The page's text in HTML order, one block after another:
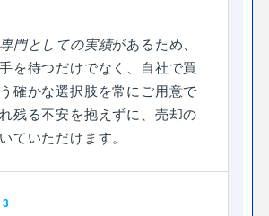
門としての実績があるため、
を待つだけでなく、自社で買
確かな選択肢を常にご用意で
残る不安を抱えずに、売却の
ていただけます。